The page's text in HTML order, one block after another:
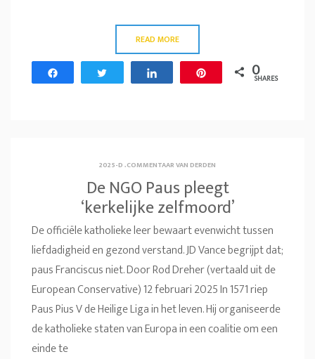
READ MORE
0
SHARES
2025-D.COMMENTAAR VAN DERDEN
De NGO Paus pleegt
‘kerkelijke zelfmoord’
De officiële katholieke leer bewaart evenwicht tussen
liefdadigheid en gezond verstand. JD Vance begrijpt dat;
paus Franciscus niet. Door Rod Dreher (vertaald uit de
European Conservative) 12 februari 2025 In 1571 riep
Paus Pius V de Heilige Liga in het leven. Hij organiseerde
de katholieke staten van Europa in een coalitie om een
einde te